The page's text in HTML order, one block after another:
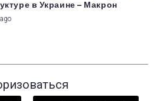
в Украине – Макрон